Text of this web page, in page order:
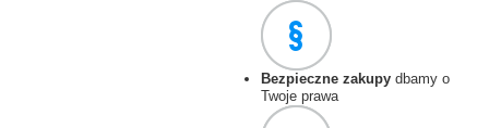
Bezpieczne zakupy dbamy o
Twoje prawa